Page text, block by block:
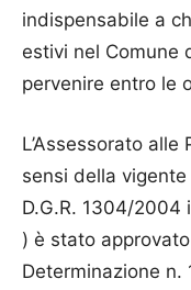
indispensabile a
estivi nel Comune
pervenire entro le
L’Assessorato
sensi della
D.G.R. 1304/2004
) è stato
Determinazione n.